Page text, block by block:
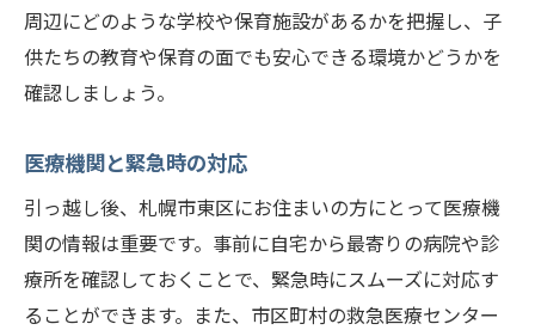
周辺にどのような学校や保育施設があるかを把握し、子
供たちの教育や保育の面でも安心できる環境かどうかを
確認しましょう。
医療機関と緊急時の対応
引っ越し後、札幌市東区にお住まいの方にとって医療機
関の情報は重要です。事前に自宅から最寄りの病院や診
療所を確認しておくことで、緊急時にスムーズに対応す
ることができます。また、市区町村の救急医療センター